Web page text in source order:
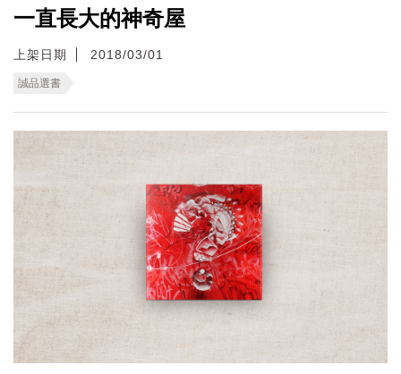
一直長大的神奇屋
上架日期 2018/03/01
誠品選書